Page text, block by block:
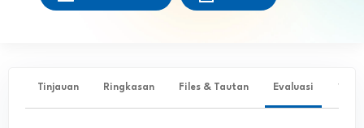
Tinjauan Ringkasan Files & Tautan Evaluasi ✨